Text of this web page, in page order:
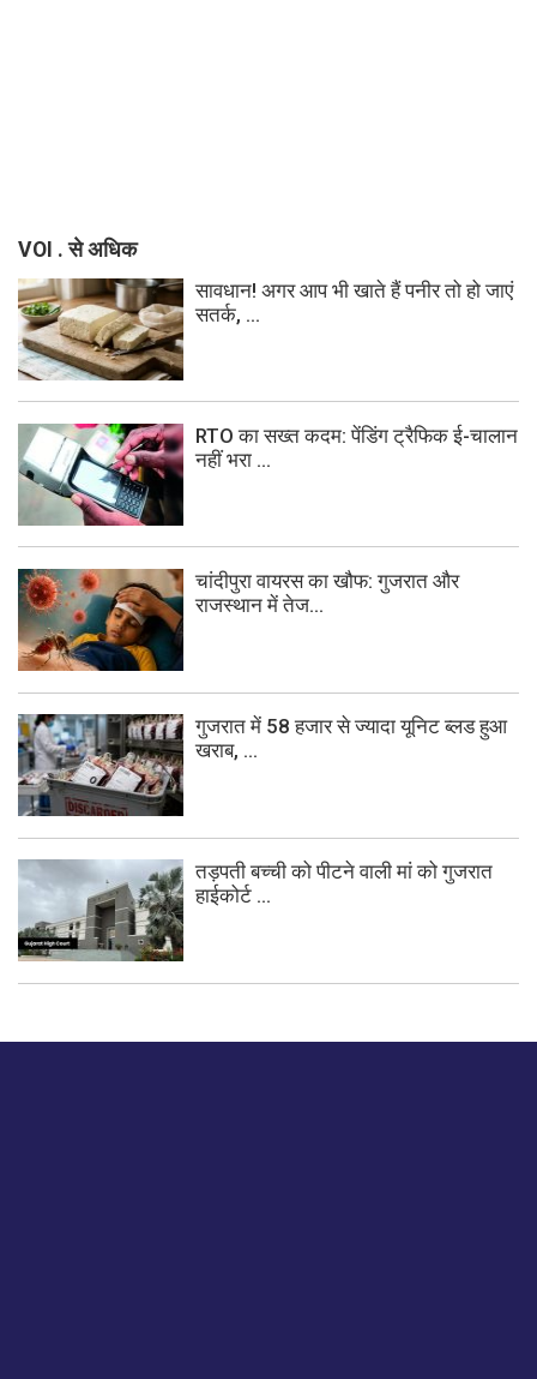
VOI . से अधिक
सावधान! अगर आप भी खाते हैं पनीर तो हो जाएं
सतर्क, ...
RTO का सख्त कदम: पेंडिंग ट्रैफिक ई-चालान
नहीं भरा ...
चांदीपुरा वायरस का खौफ: गुजरात और
राजस्थान में तेज...
गुजरात में 58 हजार से ज्यादा यूनिट ब्लड हुआ
खराब, ...
तड़पती बच्ची को पीटने वाली मां को गुजरात
हाईकोर्ट ...